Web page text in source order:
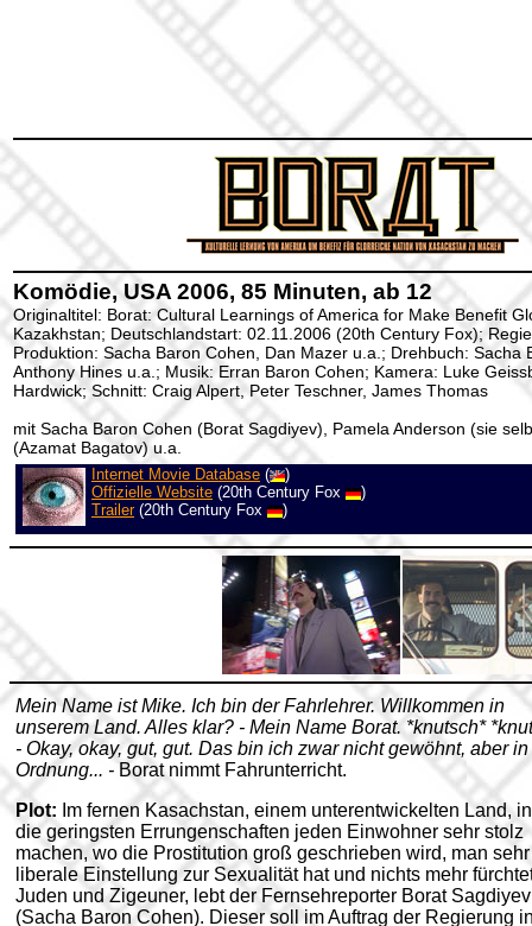
Komödie, USA 2006, 85 Minuten, ab 12
Originaltitel: Borat: Cultural Learnings of America for Make Benefit
Kazakhstan; Deutschlandstart: 02.11.2006 (20th Century Fox);
Produktion: Sacha Baron Cohen, Dan Mazer u.a.; Drehbuch: Sacha
Anthony Hines u.a.; Musik: Erran Baron Cohen; Kamera: Luke
Hardwick; Schnitt: Craig Alpert, Peter Teschner, James Thomas
mit Sacha Baron Cohen (Borat Sagdiyev), Pamela Anderson (sie
(Azamat Bagatov) u.a.
Internet Movie Database (
)
Offizielle Website (20th Century Fox
)
Trailer(20th Century Fox )
Mein Name ist Mike. Ich bin der Fahrlehrer. Willkommen in
unserem Land. Alles klar? - Mein Name Borat. *knutsch*
- Okay, okay, gut, gut. Das bin ich zwar nicht gewöhnt, aber in
Ordnung... - Borat nimmt Fahrunterricht.
Plot: Im fernen Kasachstan, einem unterentwickelten Land,
die geringsten Errungenschaften jeden Einwohner sehr stolz
machen, wo die Prostitution groß geschrieben wird, man sehr
liberale Einstellung zur Sexualität hat und nichts mehr
Juden und Zigeuner, lebt der Fernsehreporter Borat Sagdiyev
(Sacha Baron Cohen). Dieser soll im Auftrag der Regierung